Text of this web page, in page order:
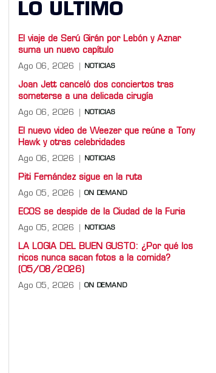
LO ULTIMO
El viaje de Serú Girán por Lebón y Aznar
suma un nuevo capítulo
Ago 06, 2026 NOTICIAS
Joan Jett canceló dos conciertos tras
someterse a una delicada cirugía
Ago 06, 2026 NOTICIAS
El nuevo video de Weezer que reúne a Tony
Hawk y otras celebridades
Ago 06, 2026 NOTICIAS
Piti Fernández sigue en la ruta
Ago 05, 2026 ON DEMAND
ECOS se despide de la Ciudad de la Furia
Ago 05, 2026 NOTICIAS
LA LOGIA DEL BUEN GUSTO: ¿Por qué los
ricos nunca sacan fotos a la comida?
(05/08/2026)
Ago 05, 2026 ON DEMAND